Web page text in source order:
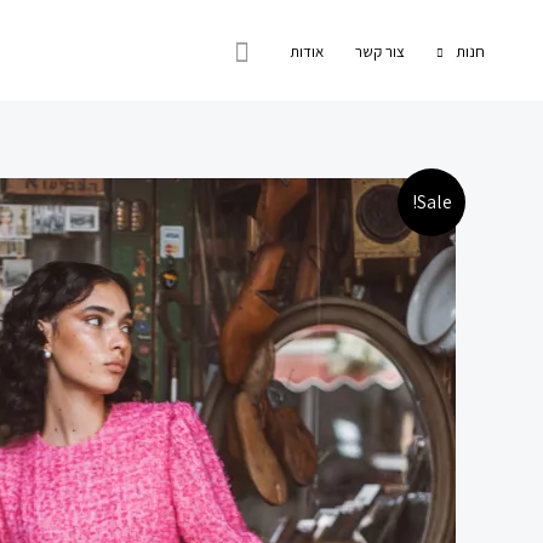
חנות צור קשר אודות חיפוש
Sale!